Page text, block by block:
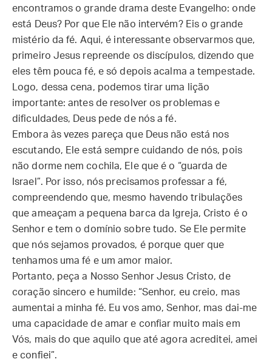
encontramos o grande drama deste Evangelho: onde
está Deus? Por que Ele não intervém? Eis o grande
mistério da fé. Aqui, é interessante observarmos que,
primeiro Jesus repreende os discípulos, dizendo que
eles têm pouca fé, e só depois acalma a tempestade.
Logo, dessa cena, podemos tirar uma lição
importante: antes de resolver os problemas e
dificuldades, Deus pede de nós a fé.
Embora às vezes pareça que Deus não está nos
escutando, Ele está sempre cuidando de nós, pois
não dorme nem cochila, Ele que é o “guarda de
Israel”. Por isso, nós precisamos professar a fé,
compreendendo que, mesmo havendo tribulações
que ameaçam a pequena barca da Igreja, Cristo é o
Senhor e tem o domínio sobre tudo. Se Ele permite
que nós sejamos provados, é porque quer que
tenhamos uma fé e um amor maior.
Portanto, peça a Nosso Senhor Jesus Cristo, de
coração sincero e humilde: “Senhor, eu creio, mas
aumentai a minha fé. Eu vos amo, Senhor, mas dai-me
uma capacidade de amar e confiar muito mais em
Vós, mais do que aquilo que até agora acreditei, amei
e confiei”.